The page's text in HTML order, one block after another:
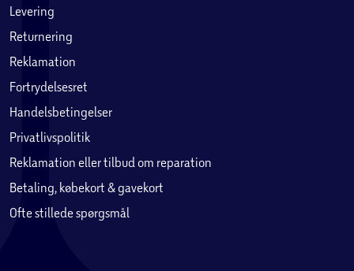
Levering
Returnering
Reklamation
Fortrydelsesret
Handelsbetingelser
Privatlivspolitik
Reklamation eller tilbud om reparation
Betaling, købekort & gavekort
Ofte stillede spørgsmål